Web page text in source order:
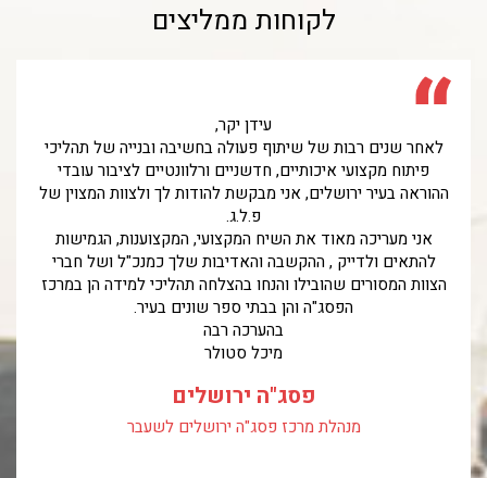
לקוחות ממליצים
עידן יקר,
לאחר שנים רבות של שיתוף פעולה בחשיבה ובנייה של תהליכי
פיתוח מקצועי איכותיים, חדשניים ורלוונטיים לציבור עובדי
ההוראה בעיר ירושלים, אני מבקשת להודות לך ולצוות המצוין של
פ.ל.ג.
אני מעריכה מאוד את השיח המקצועי, המקצוענות, הגמישות
להתאים ולדייק , ההקשבה והאדיבות שלך כמנכ"ל ושל חברי
הצוות המסורים שהובילו והנחו בהצלחה תהליכי למידה הן במרכז
הפסג"ה והן בבתי ספר שונים בעיר.
בהערכה רבה
מיכל סטולר
פסג"ה ירושלים
מנהלת מרכז פסג"ה ירושלים לשעבר